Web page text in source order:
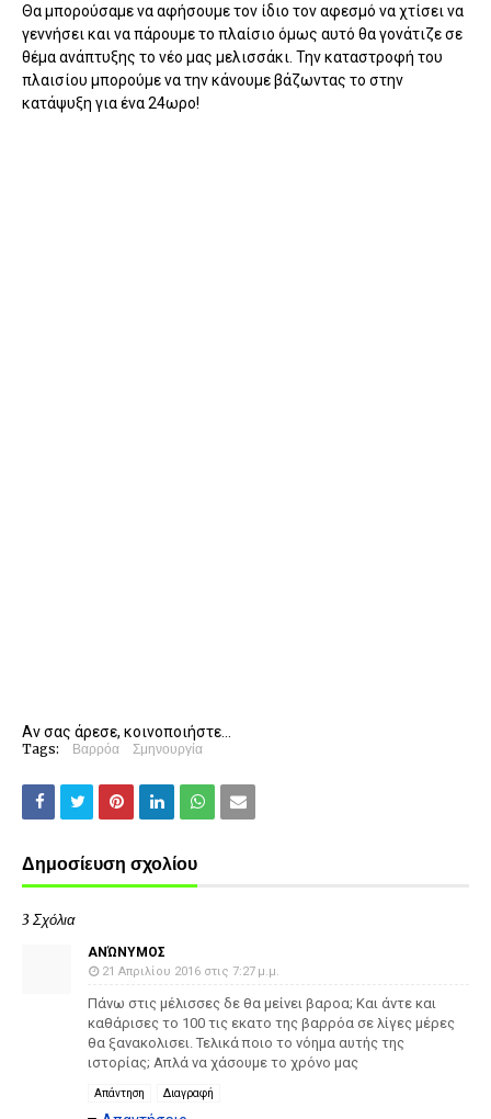
Θα μπορούσαμε να αφήσουμε τον ίδιο τον αφεσμό να χτίσει να
γεννήσει και να πάρουμε το πλαίσιο όμως αυτό θα γονάτιζε σε
θέμα ανάπτυξης το νέο μας μελισσάκι. Την καταστροφή του
πλαισίου μπορούμε να την κάνουμε βάζωντας το στην
κατάψυξη για ένα 24ωρο!
Αν σας άρεσε, κοινοποιήστε...
Tags: Βαρρόα Σμηνουργία
Δημοσίευση σχολίου
3 Σχόλια
ΑΝΏΝΥΜΟΣ
21 Απριλίου 2016 στις 7:27 μ.μ.
Πάνω στις μέλισσες δε θα μείνει βαροα; Και άντε και
καθάρισες το 100 τις εκατο της βαρρόα σε λίγες μέρες
θα ξανακολισει. Τελικά ποιο το νόημα αυτής της
ιστορίας; Απλά να χάσουμε το χρόνο μας
Απάντηση Διαγραφή